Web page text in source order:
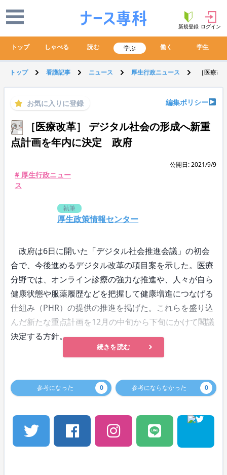
新規登録 ログイン
トップ しゃべる 読む 学ぶ 働く 学生
トップ 看護記事 ニュース 厚生行政ニュース ［医療
お気に入りに登録 編集ポリシー
［医療改革］ デジタル社会の形成へ新重
点計画を年内に決定 政府
公開日: 2021/9/9
# 厚生行政ニュー
ス
執筆
厚生政策情報センター
政府は6日に開いた「デジタル社会推進会議」の初会
合で、今後進めるデジタル改革の項目案を示した。医療
分野では、オンライン診療の強力な推進や、人々が自ら
健康状態や服薬履歴などを把握して健康増進につなげる
仕組み（PHR）の提供の推進を掲げた。これらを盛り込
んだ新たな重点計画を12月の中旬から下旬にかけて閣議
決定する方針。
続きを読む
参考になった 0 参考にならなかった 0